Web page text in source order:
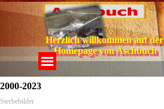
Direkt zum Seiteninhalt
Herzlich willkommen auf der
Homepage von Aschbuch
Menü überspringen
2000-2023
Sterbebilder